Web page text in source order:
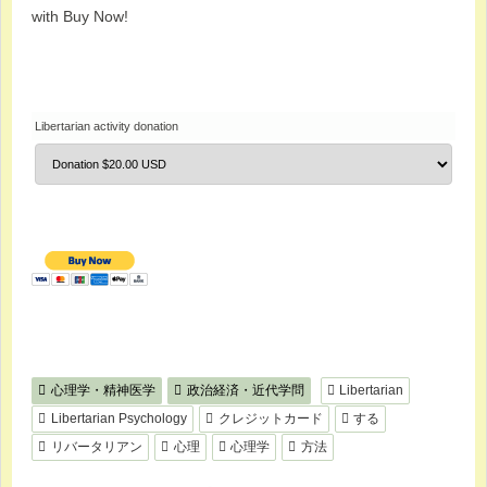
with Buy Now!
Libertarian activity donation
心理学・精神医学 政治経済・近代学問
Libertarian
Libertarian Psychology
クレジットカード
する
リバータリアン
心理 心理学 方法